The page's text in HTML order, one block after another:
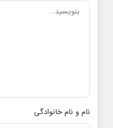
نام و نام خانوادگی